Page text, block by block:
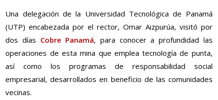
Una delegación de la Universidad Tecnológica de Panamá
(UTP) encabezada por el rector, Omar Aizpurúa, visitó por
dos días Cobre Panamá, para conocer a profundidad las
operaciones de esta mina que emplea tecnología de punta,
así como los programas de responsabilidad social
empresarial, desarrollados en beneficio de las comunidades
vecinas.